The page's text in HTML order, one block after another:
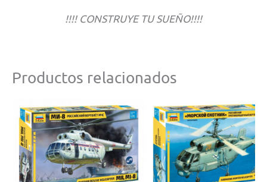
!!!! CONSTRUYE TU SUEÑO!!!!
Productos relacionados